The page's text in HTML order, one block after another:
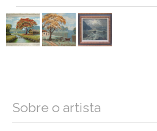
Sobre o artista